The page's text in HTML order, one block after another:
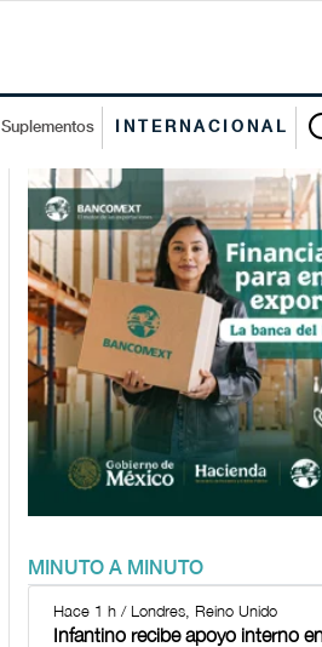
Suplementos INTERNACIONAL
MINUTO A MINUTO
Hace 1 h / Londres, Reino Unido
Infantino recibe apoyo interno